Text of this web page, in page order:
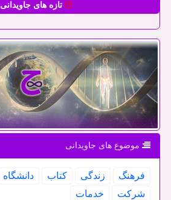
تازه های جاویدانی
موضوع های جاویدانی
فرهنگ زندگی كتاب دانشگاه
شركت
خدمات